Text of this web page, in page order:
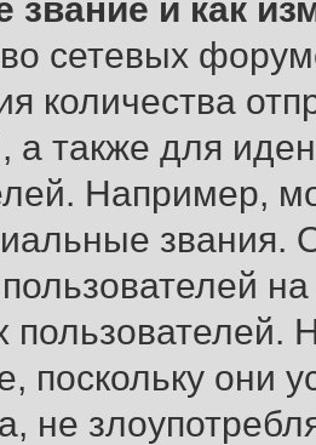
звание и как
сетевых
количества
а также для
Например,
звания.
поскольку они
не